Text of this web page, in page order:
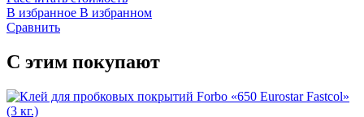
В избранное В избранном
Сравнить
С этим покупают